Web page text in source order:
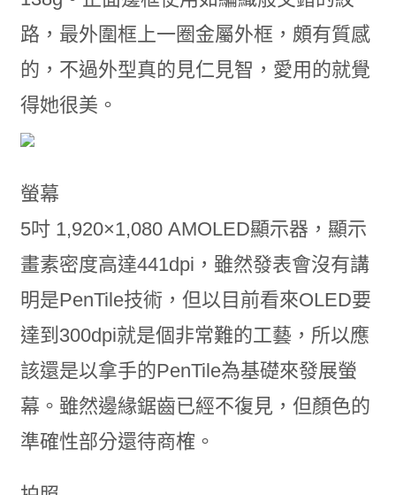
路，最外圍框上一圈金屬外框，頗有質感
的，不過外型真的見仁見智，愛用的就覺
得她很美。
螢幕
5吋 1,920×1,080 AMOLED顯示器，顯示
畫素密度高達441dpi，雖然發表會沒有講
明是PenTile技術，但以目前看來OLED要
達到300dpi就是個非常難的工藝，所以應
該還是以拿手的PenTile為基礎來發展螢
幕。雖然邊緣鋸齒已經不復見，但顏色的
準確性部分還待商榷。